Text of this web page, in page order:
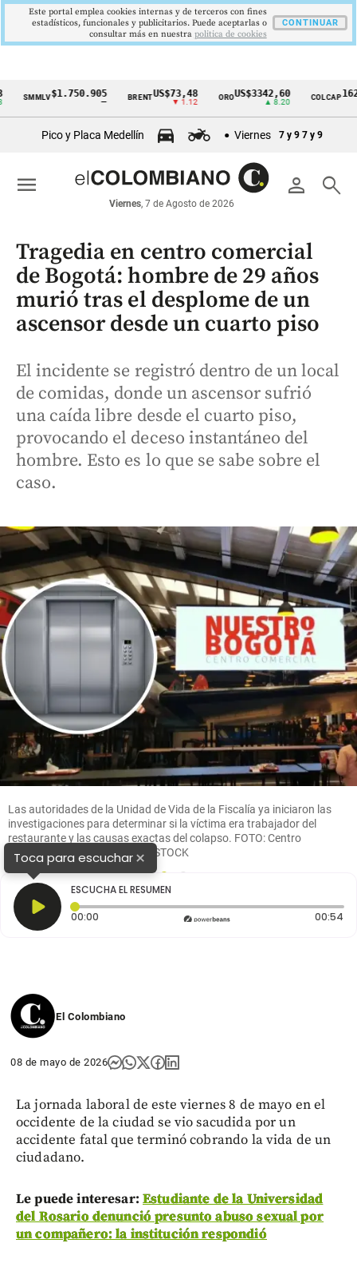
Cintillo
económicos
Colombia
$1.750.905 BRENT US$73,48
▼ 1.12
ORO US$3342,60 COLCAP
Pico y Placa Medellín Viernes 7 y 9 7 y 9
person search
Viernes, 7 de Agosto de 2026
menu
Tragedia en centro comercial
de Bogotá: hombre de 29 años
murió tras el desplome de un
ascensor desde un cuarto piso
El incidente se registró dentro de un local
de comidas, donde un ascensor sufrió
una caída libre desde el cuarto piso,
provocando el deceso instantáneo del
hombre. Esto es lo que se sabe sobre el
caso.
Las autoridades de la Unidad de Vida de la Fiscalía ya iniciaron las
investigaciones para determinar si la víctima era trabajador del
restaurante y las causas exactas del colapso. FOTO: Centro
comercial Nuestro Bogotá y SSTOCK
Toca para escuchar×
ESCUCHA EL RESUMEN
00:00 Tiempo transcurrido: 0 segundos 00:54
El Colombiano
08 de mayo de 2026
La jornada laboral de este viernes 8 de mayo en el
occidente de la ciudad se vio sacudida por un
accidente fatal que terminó cobrando la vida de un
ciudadano.
Le puede interesar: Estudiante de la Universidad
del Rosario denunció presunto abuso sexual por
un compañero: la institución respondió
Este portal emplea cookies internas y de terceros con fines
estadísticos, funcionales y publicitarios. Puede aceptarlas o
consultar más en nuestra politica de cookies
CONTINUAR